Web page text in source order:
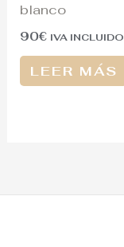
blanco
90€ IVA INCLUIDO
LEER MÁS